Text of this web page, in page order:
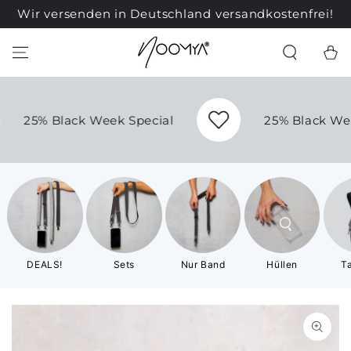
ZUM INHALT
SPRINGEN
Wir versenden in Deutschland versandkostenfrei!
Special 25% Black Week Special
DEALS! Sets Nur Band Hüllen